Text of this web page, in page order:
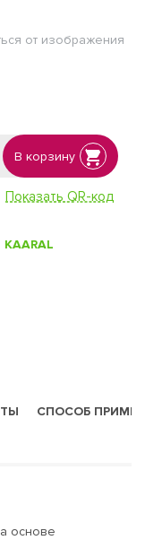
от изображения
В корзину
Показать QR-код
KAARAL
СПОСОБ
основе